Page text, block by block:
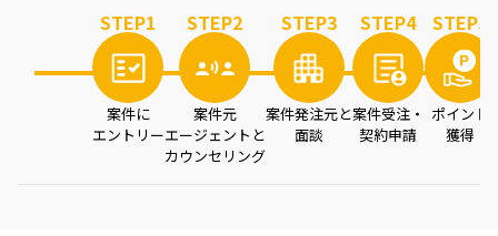
STEP1
案件に
エントリー
STEP2
案件元
エージェントと
カウンセリング
STEP3
案件発注元と
面談
STEP4
案件受注・
契約申請
STEP5
ポイント
獲得